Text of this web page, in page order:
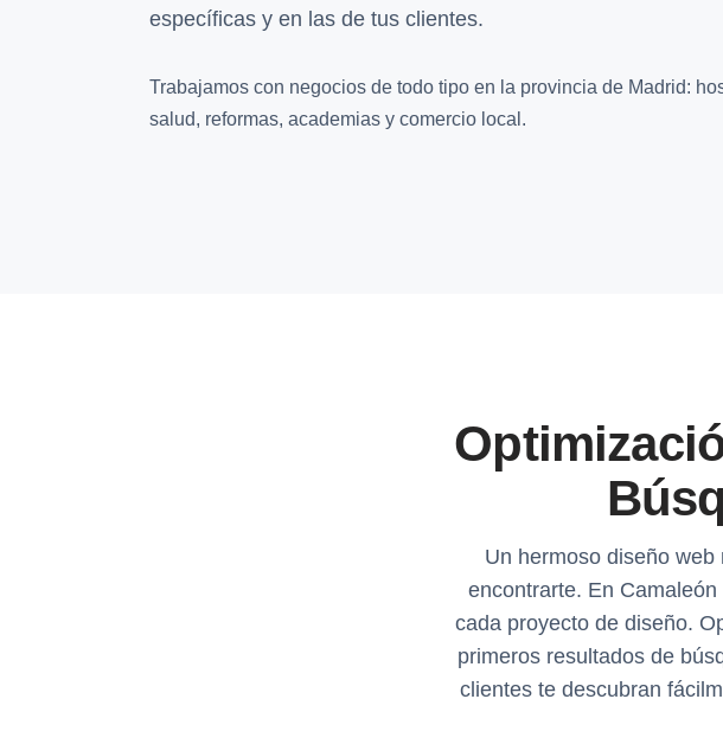
específicas y en las de tus clientes.
Trabajamos con negocios de todo tipo en la provincia de Madrid:
salud, reformas, academias y comercio local.
Un hermoso diseño
encontrarte. En
cada proyecto de diseño.
primeros resultados de
clientes te descubran